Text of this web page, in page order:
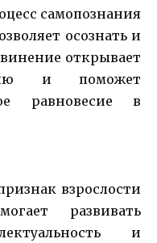
самопознания
осознать и
открывает
и поможет
равновесие в
взрослости
развивать
и